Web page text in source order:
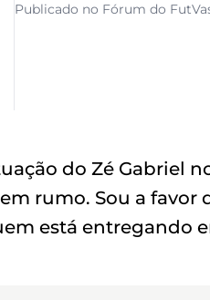
Publicado no Fórum do
do Zé Gabriel
rumo. Sou a
está entregando